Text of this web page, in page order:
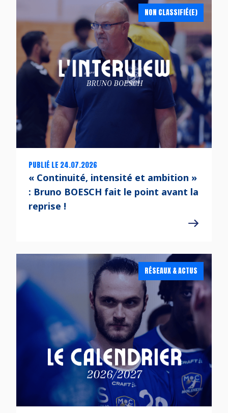
NON CLASSIFIÉ(E)
PUBLIÉ LE 24.07.2026
« Continuité, intensité et ambition »
: Bruno BOESCH fait le point avant la
reprise !
RÉSEAUX & ACTUS